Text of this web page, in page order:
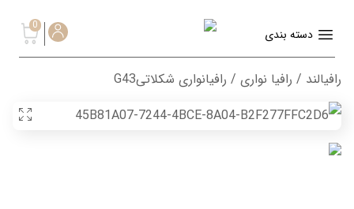
دسته بندی
0
رافیالند / رافیا نواری / رافیانواری شکلاتیG43